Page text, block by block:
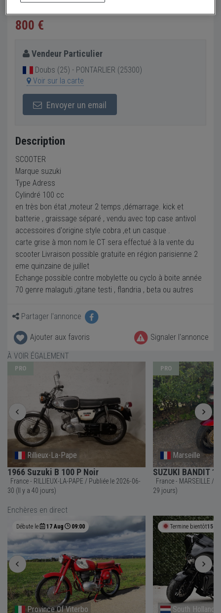
Créer une alerte SUZUKI ADRESS 100 CC
800 €
Vendeur Particulier
Doubs (25) - PONTARLIER (25300)
Voir sur la carte
Envoyer un email
Description
SCOOTER
Marque suzuki
Type Adress
Cylindré 100 cc
en très bon état ,moteur 2 temps ,démarrage. kick et
batterie , graissage séparé , vendu avec top case antivol
accessoires d'origine style cobra ,et un casque .
carte grise à mon nom le CT sera effectué à la vente du
scooter Livraison possible gratuite en région parisienne 2
eme quinzaine de juillet
Echange possible contre mobylette ou cyclo à boite année
70 genre malaguti ,gitane testi , flandria , beta ou autres
Partager l'annonce
Ajouter aux favoris
Signaler l'annonce
À VOIR ÉGALEMENT
PRO
Rillieux-La-Pape
1966 Suzuki B 100 P Noir
France - RILLIEUX-LA-PAPE / Publiée le 2026-06-
30 (Il y a 40 jours)
PRO
Marseille
SUZUKI BANDIT
France - MARSEILLE / Publiée le 2026-07-11 (Il y a
29 jours)
Enchères en direct
Débute le 17 Aug 09:00
Province Of Viterbo
Termine bientôt15h
South Holland